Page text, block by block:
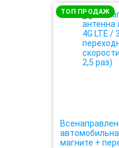
ТОП ПРОДАЖ
магните +